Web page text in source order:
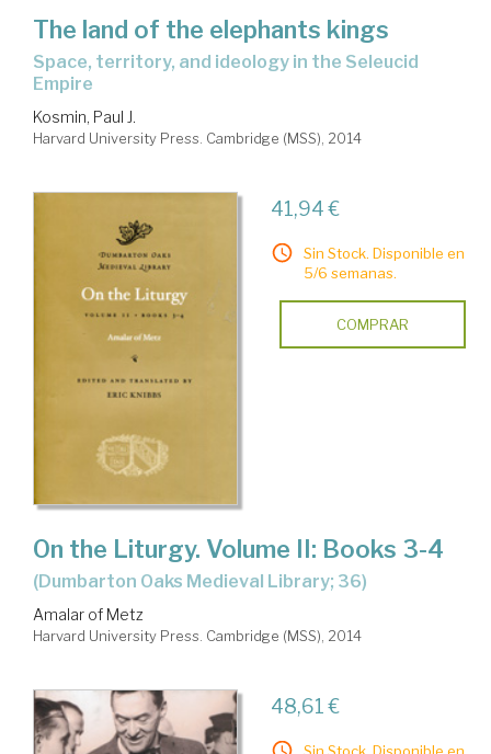
The land of the elephants kings
space, territory, and ideology in the Seleucid
Empire
Kosmin, Paul J.
Harvard University Press. Cambridge (MSS), 2014
41,94 €
Sin Stock. Disponible en
5/6 semanas.
COMPRAR
On the Liturgy. Volume II: Books 3-4
(Dumbarton Oaks Medieval Library; 36)
Amalar of Metz
Harvard University Press. Cambridge (MSS), 2014
48,61 €